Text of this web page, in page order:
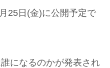
25日(金)に公開予定で
になるのかが発表され